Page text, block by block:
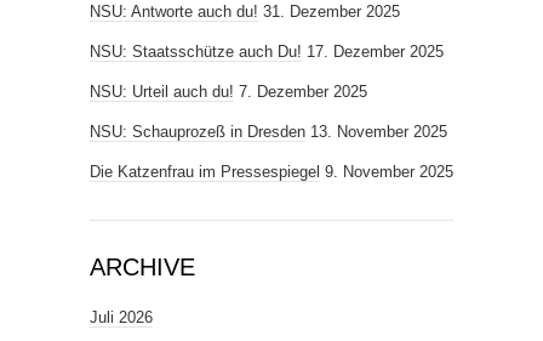
NSU: Antworte auch du! 31. Dezember 2025
NSU: Staatsschütze auch Du! 17. Dezember 2025
NSU: Urteil auch du! 7. Dezember 2025
NSU: Schauprozeß in Dresden 13. November 2025
Die Katzenfrau im Pressespiegel 9. November 2025
ARCHIVE
Juli 2026